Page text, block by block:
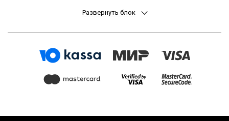
Ростов-на-Дону, Уфа, Красноярск, Пермь, Воронеж, Волгоград,
Ульяновск, Иркутск, Хабаровск, Ярославль, Владивосток, Томск,
Челны, Пенза, Липецк, Киров, Чебоксары, Тула, Калининград,
Балашиха, Курск, Ставрополь, Улан-Удэ, Тверь, Магнитогорск,
Архангельск, Чита, Калуга, Симферополь, Смоленск, Волжский,
Комсомольск-на-Амуре, Химки, Сыктывкар, Нижнекамск, Шахты,
Развернуть блок